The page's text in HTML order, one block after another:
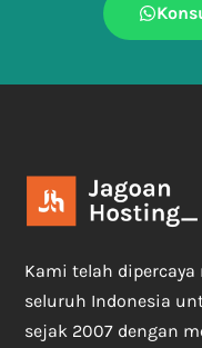
Kami telah
seluruh Indonesia
sejak 2007 dengan